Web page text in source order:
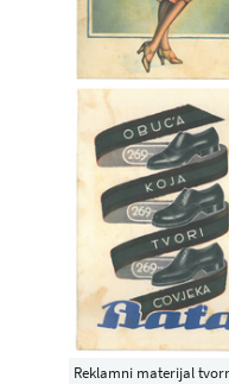
Reklamni materijal